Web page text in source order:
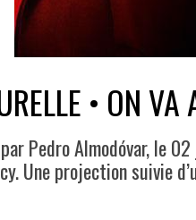
• ON
Pedro Almodóvar, le
Une projection suivie